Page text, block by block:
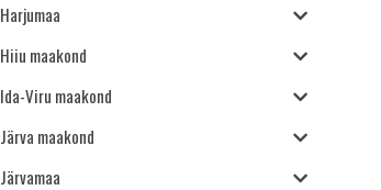
Harjumaa
Hiiu maakond
Ida-Viru maakond
Järva maakond
Järvamaa